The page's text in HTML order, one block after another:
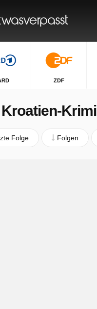
ZDF
Krimi
Folge Folgen